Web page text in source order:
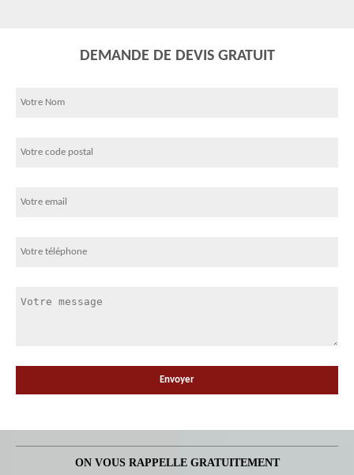
DEMANDE DE DEVIS GRATUIT
ON VOUS RAPPELLE GRATUITEMENT